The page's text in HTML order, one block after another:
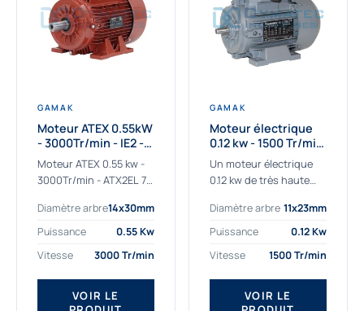
GAMAK
Moteur ATEX 0.55kW
- 3000Tr/min - IE2 -
Zone 2/22 -
Aluminium
Moteur ATEX 0.55 kw -
3000Tr/min - ATX2EL 71
pour les atmosphères
explosives Le moteur
Diamètre arbre14x30mm
Puissance
0.55 Kw
Vitesse
3000 Tr/min
VOIR LE
GAMAK
Moteur électrique
0.12 kw - 1500 Tr/min
- 230/400V - IE2
Un moteur électrique
0.12 kw de très haute
applications les plus
sollicitées. Nous
fournissons des
moteurs électriques...
Diamètre arbre 11x23mm
Puissance
0.12 Kw
Vitesse
1500 Tr/min
VOIR LE